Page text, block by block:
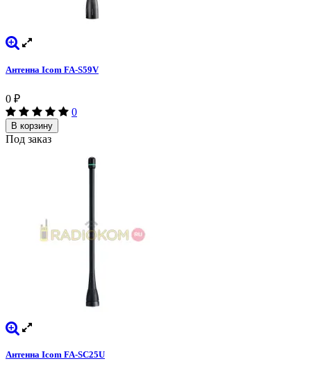
Антенна Icom FA-S59V
0 ₽
0
В корзину
Под заказ
Антенна Icom FA-SC25U